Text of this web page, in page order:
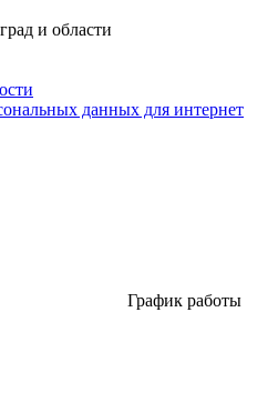
и области
данных для интернет
График работы